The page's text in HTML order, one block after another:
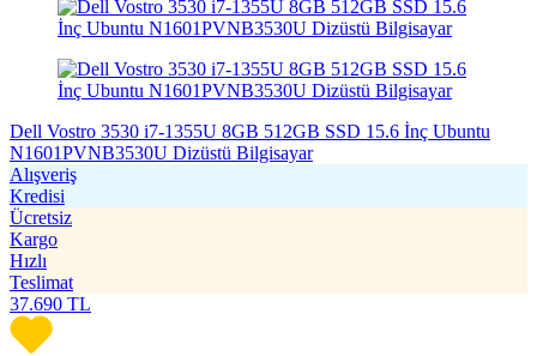
Dell Vostro 3530 i7-1355U 8GB 512GB SSD 15.6 İnç Ubuntu
N1601PVNB3530U Dizüstü Bilgisayar
Alışveriş
Kredisi
Ücretsiz
Kargo
Hızlı
Teslimat
37.690 TL